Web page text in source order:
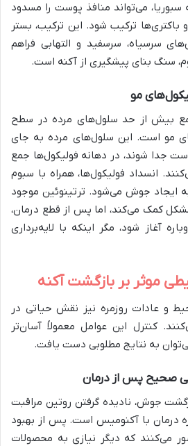
می‌تواند منافذ پوست را مسدود
باکتری‌ها ترکیب شود. این ترکیب، بستر
سرسیاه، سرسفید و التهابی فراهم
سنگ بنای پیشگیری از آکنه است.
مو
بیش از حد سلول‌های مرده در سطح
مو است. این سلول‌های مرده به جای
جدا شوند، در دهانه فولیکول‌ها جمع
انسداد فولیکول‌ها، همراه با سبوم
ایجاد جوش می‌شود. ترتینوئین موجود
کمک می‌کند، اما پس از قطع درمان،
آغاز شود، مگر اینکه با لایه‌برداری
موثر بر بازگشت آکنه
و عادات روزمره نیز نقش حیاتی در
کنترل این عوامل معمولاً آسان‌تر
به نتایج مطلوبی دست یافت.
صحیح پس از درمان
جوش، نادیده گرفتن روتین مراقبت
درمان با آکنومیس است. پس از بهبود
می‌کنند که دیگر نیازی به محصولات